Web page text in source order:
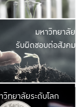
มหาวิ
ค
เปิดประ
และพบเรื่องราวใ
มหาวิทยาลัย
รับผิดชอบต่อสังคม
มหาวิ
วิทยาลัยระดับโลก